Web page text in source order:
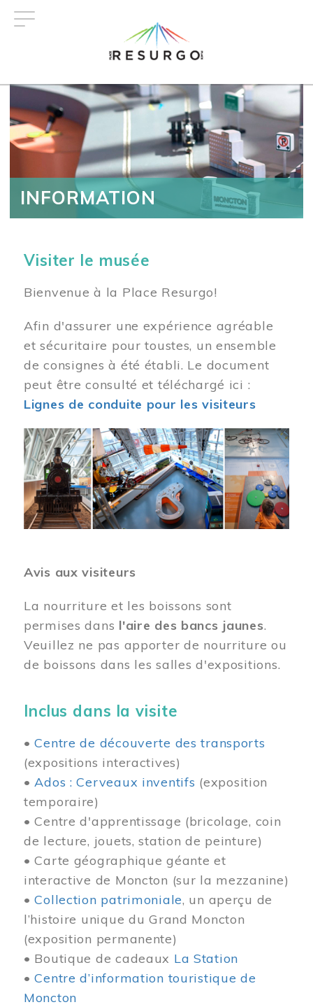
INFORMATION
Visiter le musée
Bienvenue à la Place Resurgo!
Afin d'assurer une expérience agréable
et sécuritaire pour toustes, un ensemble
de consignes à été établi. Le document
peut être consulté et téléchargé ici :
Lignes de conduite pour les visiteurs
Image
Avis aux visiteurs
La nourriture et les boissons sont
permises dans l'aire des bancs jaunes.
Veuillez ne pas apporter de nourriture ou
de boissons dans les salles d'expositions.
Inclus dans la visite
•Centre de découverte des transports
(expositions interactives)
•Ados : Cerveaux inventifs (exposition
temporaire)
• Centre d'apprentissage (bricolage, coin
de lecture, jouets, station de peinture)
• Carte géographique géante et
interactive de Moncton (sur la mezzanine)
•Collection patrimoniale, un aperçu de
l’histoire unique du Grand Moncton
(exposition permanente)
• Boutique de cadeaux La Station
•Centre d’information touristique de
Moncton